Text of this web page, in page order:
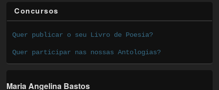
Concursos
Quer publicar o seu Livro de Poesia?
Quer participar nas nossas Antologias?
Maria Angelina Bastos